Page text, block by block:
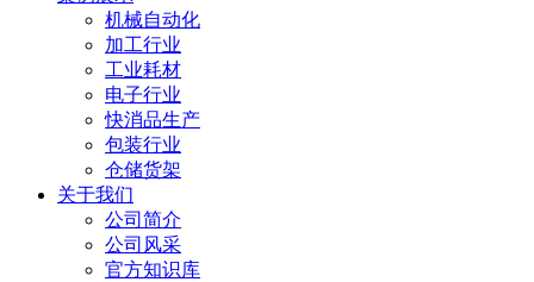
机械自动化
加工行业
工业耗材
电子行业
快消品生产
包装行业
仓储货架
关于我们
公司简介
公司风采
官方知识库